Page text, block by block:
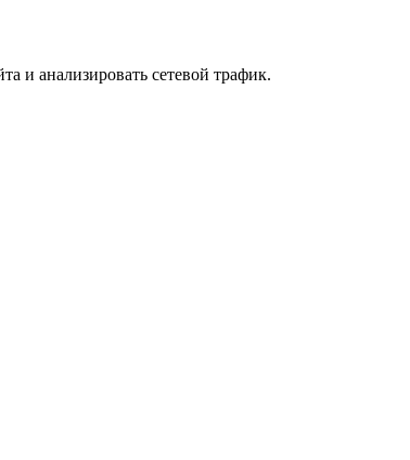
и анализировать сетевой трафик.